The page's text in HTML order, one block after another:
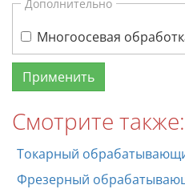
Дополнительно
Многоосевая
Смотрите также:
Токарный
Фрезерный